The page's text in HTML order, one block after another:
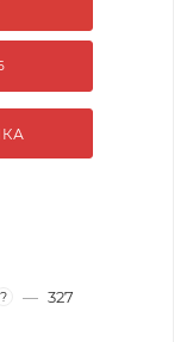
? — 327